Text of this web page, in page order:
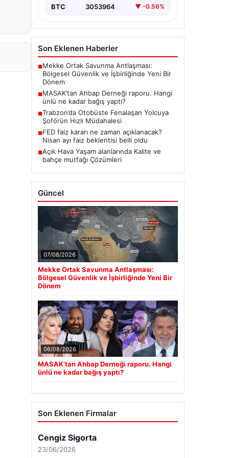
BTC 3053964 ▼ -0.56%
Son Eklenen Haberler
■Mekke Ortak Savunma Antlaşması:
Bölgesel Güvenlik ve İşbirliğinde Yeni Bir
Dönem
■MASAK’tan Ahbap Derneği raporu. Hangi
ünlü ne kadar bağış yaptı?
■Trabzon’da Otobüste Fenalaşan Yolcuya
Şoförün Hızlı Müdahalesi
■FED faiz kararı ne zaman açıklanacak?
Nisan ayı faiz beklentisi belli oldu
■Açık Hava Yaşam alanlarında Kalite ve
bahçe mutfağı Çözümleri
Güncel
07/08/2026
Mekke Ortak Savunma Antlaşması:
Bölgesel Güvenlik ve İşbirliğinde Yeni Bir
Dönem
06/08/2026
MASAK’tan Ahbap Derneği raporu. Hangi
ünlü ne kadar bağış yaptı?
Son Eklenen Firmalar
Cengiz Sigorta
23/06/2026